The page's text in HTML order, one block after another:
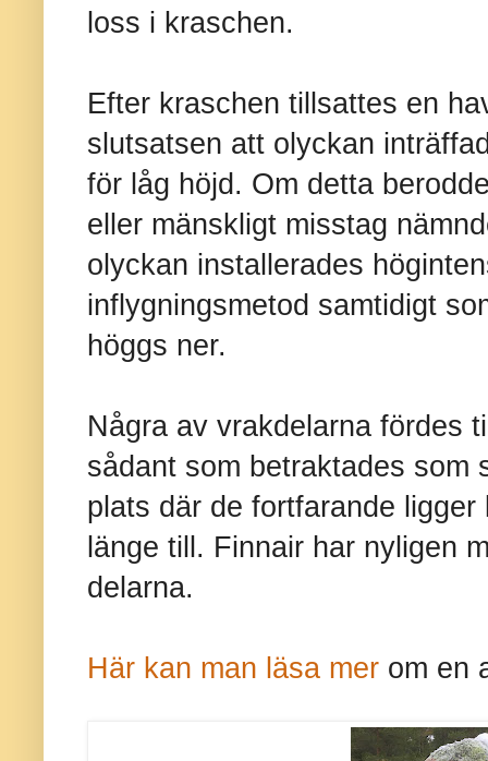
loss i kraschen.
Efter kraschen tillsattes en
slutsatsen att olyckan
för låg höjd. Om detta
eller mänskligt misstag
olyckan installerades
inflygningsmetod samtidigt
höggs ner.
Några av vrakdelarna fördes
sådant som betraktades som
plats där de fortfarande
länge till. Finnair har nyligen
delarna.
Här kan man läsa mer om en